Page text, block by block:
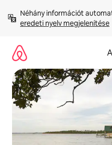
tartalomra
Néhány információt
eredeti nyelv megjelenítése